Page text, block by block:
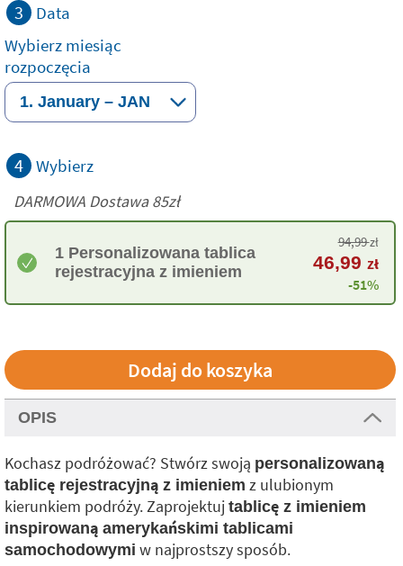
3
Data
Wybierz miesiąc
rozpoczęcia
4 Wybierz
DARMOWA Dostawa 85zł
1 Personalizowana tablica
rejestracyjna z imieniem
94,99zł
46,99 zł
-51%
OPIS
Kochasz podróżować? Stwórz swoją personalizowaną
tablicę rejestracyjną z imieniem z ulubionym
kierunkiem podróży. Zaprojektuj tablicę z imieniem
inspirowaną amerykańskimi tablicami
samochodowymi w najprostszy sposób.